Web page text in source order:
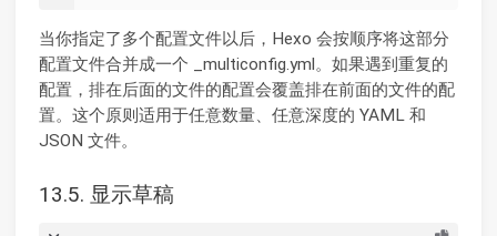
当你指定了多个配置文件以后，Hexo 会按顺序将这部分
配置文件合并成一个 _multiconfig.yml。如果遇到重复的
配置，排在后面的文件的配置会覆盖排在前面的文件的配
置。这个原则适用于任意数量、任意深度的 YAML 和
JSON 文件。
13.5. 显示草稿